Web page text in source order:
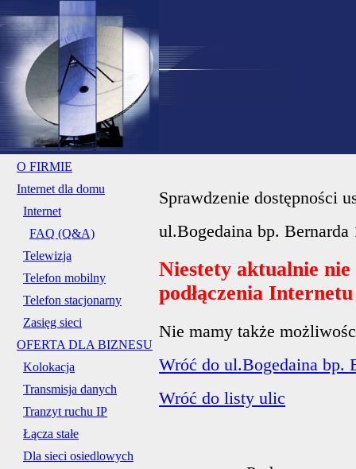
O FIRMIE
Internet dla domu
Internet
FAQ (Q&A)
Telewizja
Telefon mobilny
Telefon stacjonarny
Zasięg sieci
OFERTA DLA BIZNESU
Kolokacja
Transmisja danych
Tranzyt ruchu IP
Łącza stałe
Dla sieci osiedlowych
Sprawdzenie dostępności
ul.Bogedaina bp. Bernarda
Niestety aktualnie
podłączenia
Nie mamy także
Wróć do ul.Bogedaina bp.
Wróć do listy ulic